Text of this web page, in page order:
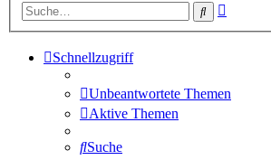
Suche
Schnellzugriff
Unbeantwortete Themen
Aktive Themen
Suche